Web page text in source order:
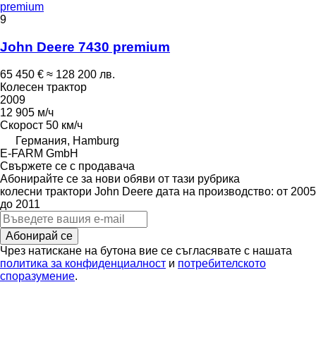
premium
9
John Deere 7430 premium
65 450 € ≈ 128 200 лв.
Колесен трактор
2009
12 905 м/ч
Скорост 50 км/ч
Германия, Hamburg
E-FARM GmbH
Свържете се с продавача
Абонирайте се за нови обяви от тази рубрика
колесни трактори John Deere дата на производство: от 2005
до 2011
Абонирай се
Чрез натискане на бутона вие се съгласявате с нашата
политика за конфиденциалност и потребителското
споразумение.